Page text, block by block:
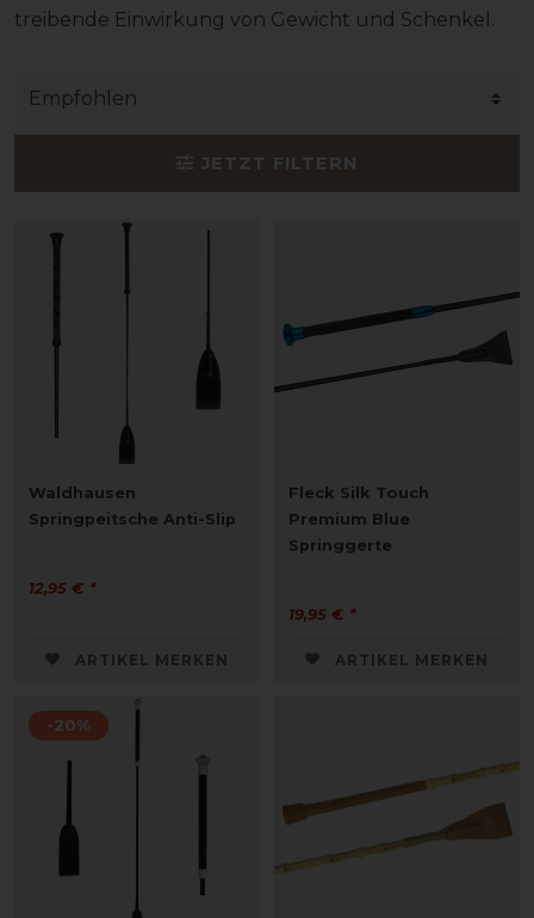
treibende Einwirkung von Gewicht und Schenkel.
JETZT FILTERN
Waldhausen
Springpeitsche Anti-Slip
12,95 € *
ARTIKEL MERKEN
Fleck Silk Touch
Premium Blue
Springgerte
19,95 € *
ARTIKEL MERKEN
-20%